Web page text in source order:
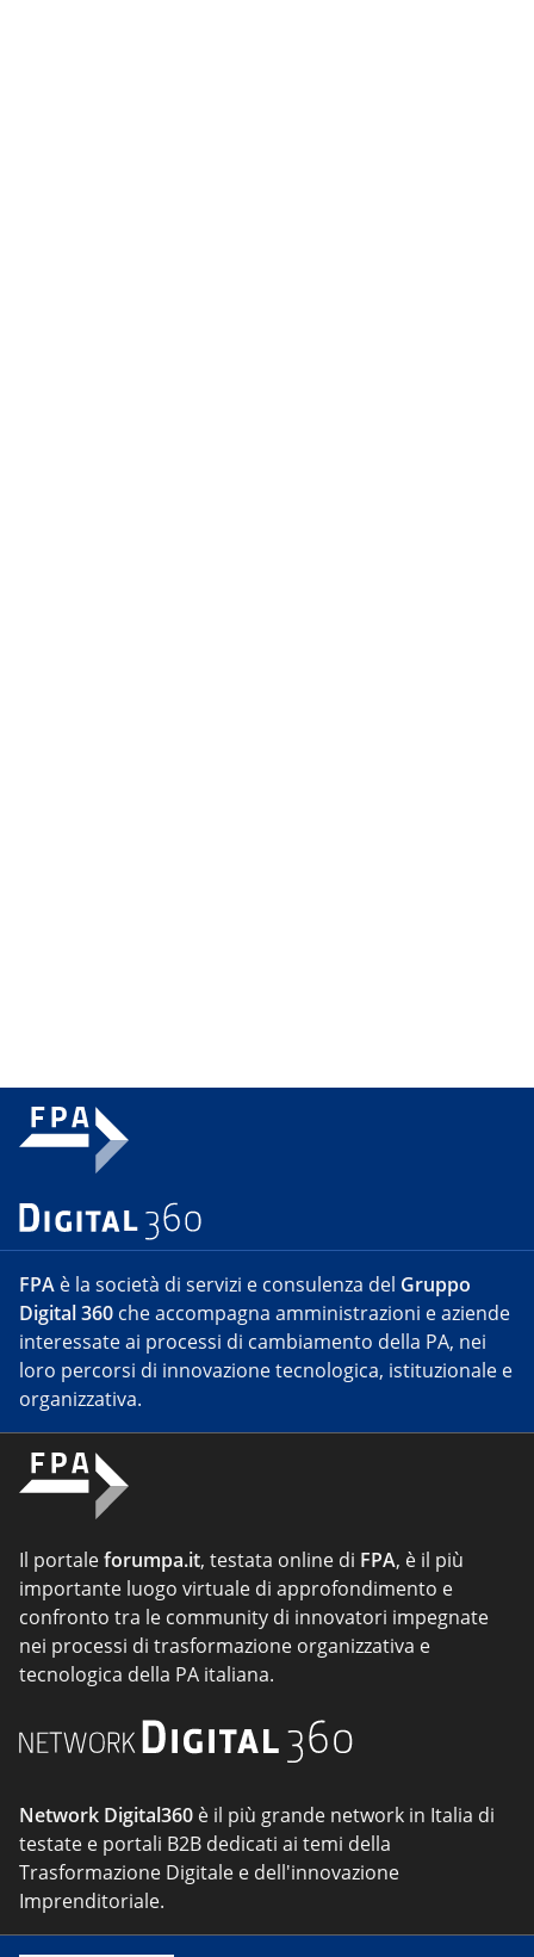
FPA è la società di servizi e consulenza del Gruppo
Digital 360 che accompagna amministrazioni e aziende
interessate ai processi di cambiamento della PA, nei
loro percorsi di innovazione tecnologica, istituzionale e
organizzativa.
Il portaleforumpa.it, testata online di FPA, è il più
importante luogo virtuale di approfondimento e
confronto tra le community di innovatori impegnate
nei processi di trasformazione organizzativa e
tecnologica della PA italiana.
Network Digital360 è il più grande network in Italia di
testate e portali B2B dedicati ai temi della
Trasformazione Digitale e dell'innovazione
Imprenditoriale.